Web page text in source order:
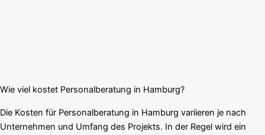
Wie viel kostet Personalberatung in Hamburg?
Die Kosten für Personalberatung in Hamburg variieren je nach
Unternehmen und Umfang des Projekts. In der Regel wird ein